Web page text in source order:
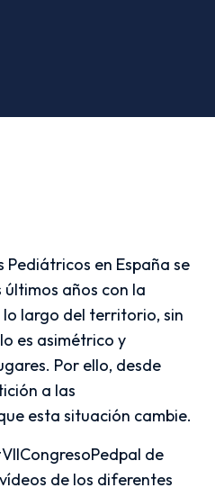
en España se
años con la
largo del territorio, sin
es asimétrico y
Por ello, desde
a las
esta situación cambie.
de
de los diferentes